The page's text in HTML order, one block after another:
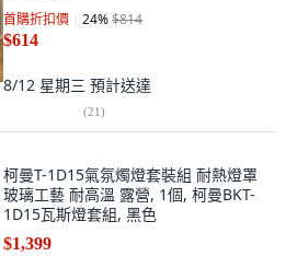
首購折扣價 24%$814
$614
8/12 星期三 預計送達
(21)
柯曼T-1D15氣氛燭燈套裝組 耐熱燈罩
玻璃工藝 耐高溫 露營, 1個, 柯曼BKT-
1D15瓦斯燈套組, 黑色
$1,399